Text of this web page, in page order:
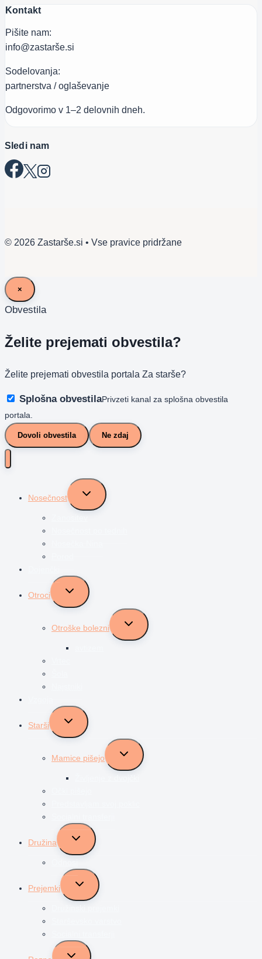
Kontakt
Pišite nam:
info@zastarše.si
Sodelovanja:
partnerstva / oglaševanje
Odgovorimo v 1–2 delovnih dneh.
Sledi nam
© 2026 Zastarše.si • Vse pravice pridržane
×
Obvestila
Želite prejemati obvestila?
Želite prejemati obvestila portala Za starše?
Splošna obvestilaPrivzeti kanal za splošna obvestila
portala.
Dovoli obvestila Ne zdaj
Nosečnost
Toggle
menu
Otroci
Toggle
menu
Otroške bolezni
Toggle
menu
Starši
Toggle
menu
Mamice pišejo
Toggle
menu
Družina
Toggle
menu
Prejemki
Toggle
menu
Toggle